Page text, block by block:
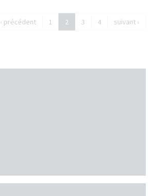
‹ précédent 1 2 3 4 suivant ›